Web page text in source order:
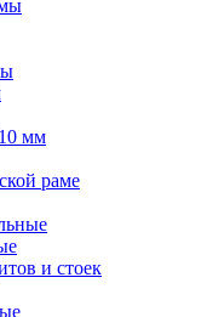
мм
раме
и стоек